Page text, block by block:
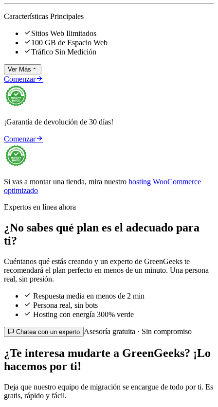
Características Principales
 Sitios Web Ilimitados
 100 GB de Espacio Web
Tráfico Sin Medición
Ver Más 
Comenzar
¡Garantía de devolución de 30 días!
Comenzar
Si vas a montar una tienda, mira nuestro hosting WooCommerce
optimizado
Expertos en línea ahora
¿No sabes qué plan es el adecuado para
ti?
Cuéntanos qué estás creando y un experto de GreenGeeks te
recomendará el plan perfecto en menos de un minuto. Una persona
real, sin presión.
 Respuesta media en menos de 2 min
 Persona real, sin bots
 Hosting con energía 300% verde
 Chatea con un experto Asesoría gratuita · Sin compromiso
¿Te interesa mudarte a GreenGeeks? ¡Lo
hacemos por ti!
Deja que nuestro equipo de migración se encargue de todo por ti. Es
gratis, rápido y fácil.